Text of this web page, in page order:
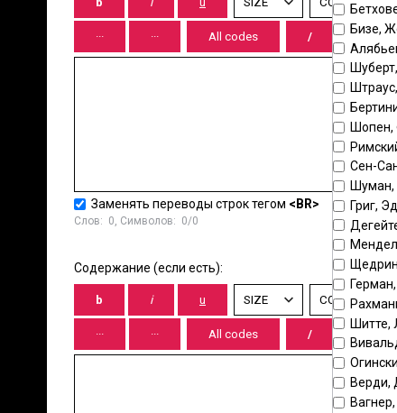
Бизе,
Шопен,
Сен-
Шуман,
Григ,
Шитте,
Верди,
Заменять переводы строк тегом <BR>
Слов: 0 , Символов: 0/0
Содержание (если есть):